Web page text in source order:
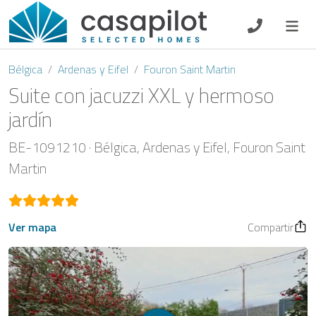
DE EN ES FR
Oferta de desayuno
Vouchers
Propietario
Bélgica Ardenas y Eifel Fouron Saint Martin
Suite con jacuzzi XXL y hermoso
jardín
BE-1091210 Bélgica Ardenas y Eifel Fouron Saint
Martin
Ver mapa Compartir